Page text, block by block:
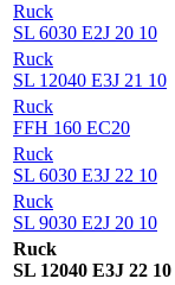
Ruck
SL 6030 E2J 20 10
Ruck
SL 12040 E3J 21 10
Ruck
FFH 160 EC20
Ruck
SL 6030 E3J 22 10
Ruck
SL 9030 E2J 20 10
Ruck
SL 12040 E3J 22 10